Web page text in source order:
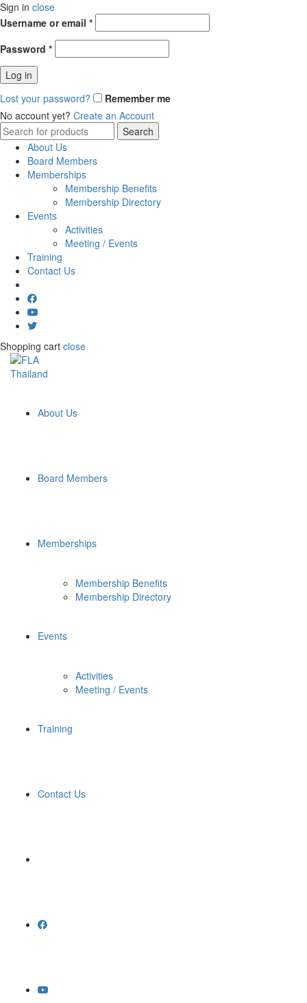
Sign in close
Username or email *
Password *
Log in
Lost your password?
Remember me
No account yet? Create an Account
Search
for:
Search
About Us
Board Members
Memberships
Membership Benefits
Membership Directory
Events
Activities
Meeting / Events
Training
Contact Us
Shopping cart close
About Us
Board Members
Memberships
Membership Benefits
Membership Directory
Events
Activities
Meeting / Events
Training
Contact Us